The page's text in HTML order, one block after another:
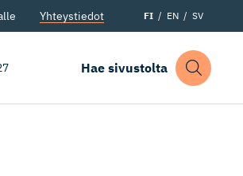
Yhteystiedot FI EN SV
Hae sivustolta